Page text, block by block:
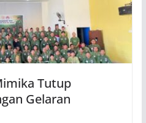
Tutup
Gelaran